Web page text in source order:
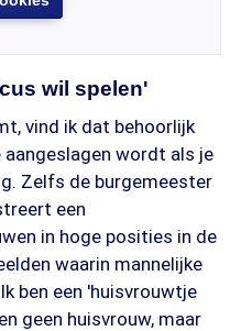
wil spelen'
vind ik dat behoorlijk
wordt als je
Zelfs de burgemeester
een
in hoge posities in de
waarin mannelijke
ben een 'huisvrouwtje
geen huisvrouw, maar